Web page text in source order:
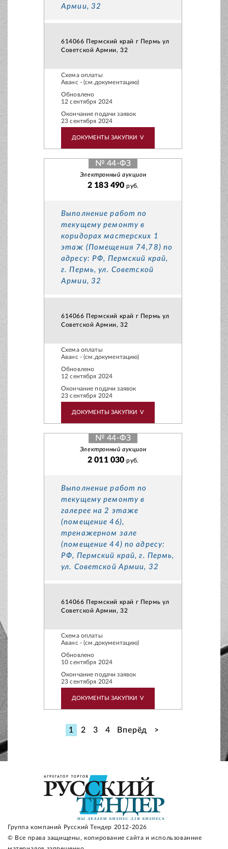
Армии, 32
614066 Пермский край г Пермь ул
Советской Армии, 32
Схема оплаты
Аванс - (см.документацию)
Обновлено
12 сентября 2024
Окончание подачи заявок
23 сентября 2024
ДОКУМЕНТЫ ЗАКУПКИ V
№ 44-ФЗ
Электронный аукцион
2 183 490руб.
Выполнение работ по
текущему ремонту в
коридорах мастерских 1
этаж (Помещения 74,78) по
адресу: РФ, Пермский край,
г. Пермь, ул. Советской
Армии, 32
614066 Пермский край г Пермь ул
Советской Армии, 32
Схема оплаты
Аванс - (см.документацию)
Обновлено
12 сентября 2024
Окончание подачи заявок
23 сентября 2024
ДОКУМЕНТЫ ЗАКУПКИ V
№ 44-ФЗ
Электронный аукцион
2 011 030руб.
Выполнение работ по
текущему ремонту в
галерее на 2 этаже
(помещение 46),
тренажерном зале
(помещение 44) по адресу:
РФ, Пермский край, г. Пермь,
ул. Советской Армии, 32
614066 Пермский край г Пермь ул
Советской Армии, 32
Схема оплаты
Аванс - (см.документацию)
Обновлено
10 сентября 2024
Окончание подачи заявок
23 сентября 2024
ДОКУМЕНТЫ ЗАКУПКИ V
1 2 3 4 Вперёд >
Группа компаний Русский Тендер 2012-2026
© Все права защищены, копирование сайта и использованние